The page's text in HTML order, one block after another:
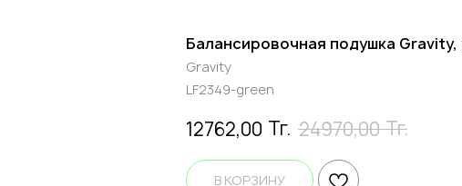
Балансировочная подушка
Gravity
LF2349-green
12762,00 Тг. 24970,00 Тг.
В КОРЗИНУ